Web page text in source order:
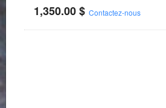
1,350.00$ Contactez-nous